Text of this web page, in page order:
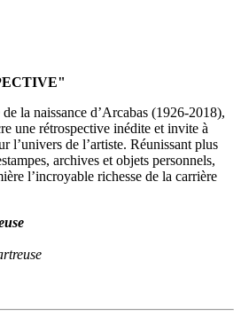
la naissance d’Arcabas (1926-2018),
une rétrospective inédite et invite à
l’univers de l’artiste. Réunissant plus
archives et objets personnels,
l’incroyable richesse de la carrière